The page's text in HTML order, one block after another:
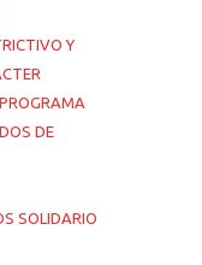
Y
DE
SOLIDARIO